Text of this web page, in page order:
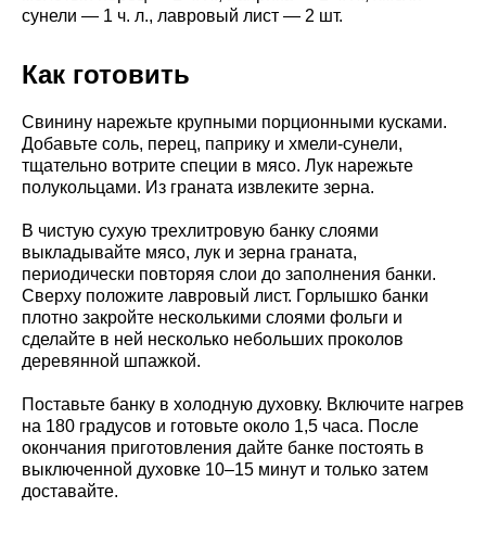
сунели — 1 ч. л., лавровый лист — 2 шт.
Как готовить
Свинину нарежьте крупными порционными кусками.
Добавьте соль, перец, паприку и хмели-сунели,
тщательно вотрите специи в мясо. Лук нарежьте
полукольцами. Из граната извлеките зерна.
В чистую сухую трехлитровую банку слоями
выкладывайте мясо, лук и зерна граната,
периодически повторяя слои до заполнения банки.
Сверху положите лавровый лист. Горлышко банки
плотно закройте несколькими слоями фольги и
сделайте в ней несколько небольших проколов
деревянной шпажкой.
Поставьте банку в холодную духовку. Включите нагрев
на 180 градусов и готовьте около 1,5 часа. После
окончания приготовления дайте банке постоять в
выключенной духовке 10–15 минут и только затем
доставайте.